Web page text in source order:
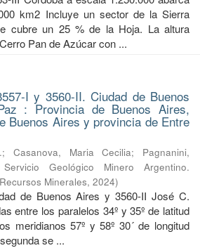
km2 Incluye un sector de la Sierra
cubre un 25 % de la Hoja. La altura
Pan de Azúcar con ...
I y 3560-II. Ciudad de Buenos
: Provincia de Buenos Aires,
Buenos Aires y provincia de Entre
;Casanova, Maria Cecilia; Pagnanini,
Geológico Minero Argentino.
Minerales, 2024)
de Buenos Aires y 3560-II José C.
entre los paralelos 34º y 35º de latitud
meridianos 57º y 58º 30´ de longitud
se ...